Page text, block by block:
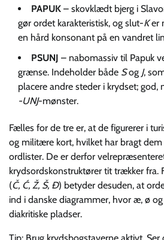
PAPUK – skovklædt bjerg i
gør ordet karakteristisk, og slut-Ker
en hård konsonant på en vandret
PSUNJ – nabomassiv til Papuk
grænse. Indeholder både Sog J,
placere andre steder i krydset; god,
-UNJ-mønster.
Fælles for de tre er, at de figurerer i
og militære kort, hvilket har bragt
ordlister. De er derfor
krydsordskonstruktører tit trækker fra.
(Č, Ć, Ž, Š, Đ) betyder desuden, at
ind i danske diagrammer, hvor æ, ø
diakritiske pladser.